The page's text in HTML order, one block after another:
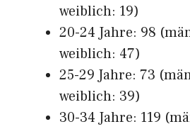
weiblich: 19)
20-24 Jahre: 98
weiblich: 47)
25-29 Jahre: 73
weiblich: 39)
30-34 Jahre: 119